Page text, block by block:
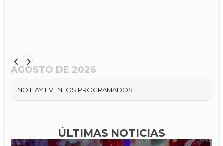
AGOSTO DE 2026
NO HAY EVENTOS PROGRAMADOS
ÚLTIMAS NOTICIAS